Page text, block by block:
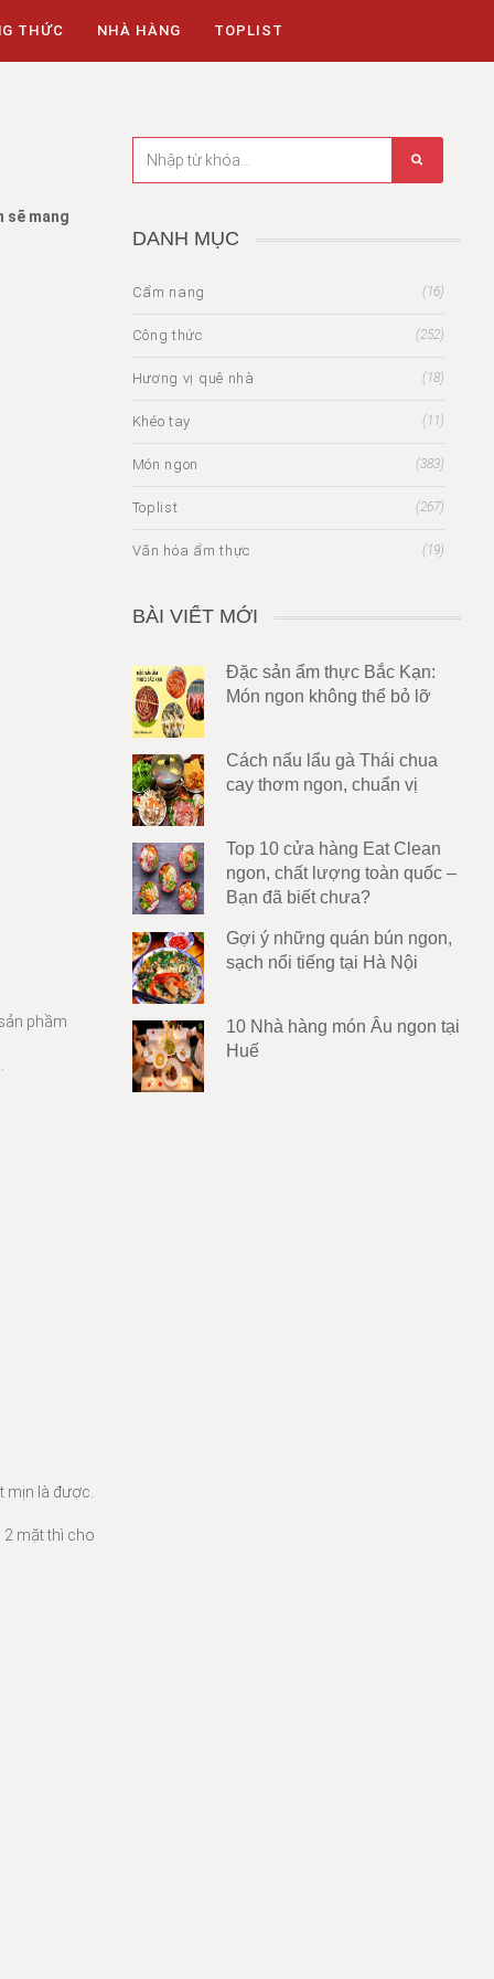
THỨC NHÀ HÀNG TOPLIST
sẽ mang
phầm
mịn là được.
2 mặt thì cho
DANH MỤC
Cẩm nang (16)
Công thức (252)
Hương vị quê nhà (18)
Khéo tay (11)
Món ngon (383)
Toplist (267)
Văn hóa ẩm thực (19)
BÀI VIẾT MỚI
Đặc sản ẩm thực Bắc Kạn:
Món ngon không thể bỏ lỡ
Cách nấu lẩu gà Thái chua
cay thơm ngon, chuẩn vị
Top 10 cửa hàng Eat Clean
ngon, chất lượng toàn quốc –
Bạn đã biết chưa?
Gợi ý những quán bún ngon,
sạch nổi tiếng tại Hà Nội
10 Nhà hàng món Âu ngon tại
Huế